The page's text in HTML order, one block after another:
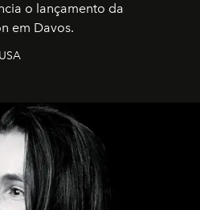
o lançamento da
em Davos.